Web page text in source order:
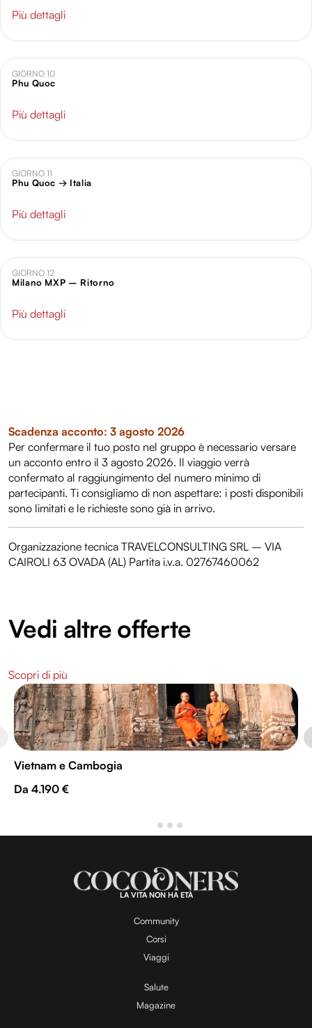
Più dettagli
GIORNO 10
Phu Quoc
Più dettagli
GIORNO 11
Phu Quoc → Italia
Più dettagli
GIORNO 12
Milano MXP – Ritorno
Più dettagli
Scadenza acconto: 3 agosto 2026
Per confermare il tuo posto nel gruppo è necessario versare
un acconto entro il 3 agosto 2026. Il viaggio verrà
confermato al raggiungimento del numero minimo di
partecipanti. Ti consigliamo di non aspettare: i posti disponibili
sono limitati e le richieste sono già in arrivo.
Organizzazione tecnica TRAVELCONSULTING SRL – VIA
CAIROLI 63 OVADA (AL) Partita i.v.a. 02767460062
Vedi altre offerte
Scopri di più
Vietnam e Cambogia
Da 4.190 €
LA VITA NON HA ETÀ
Community
Corsi
Viaggi
Salute
Magazine